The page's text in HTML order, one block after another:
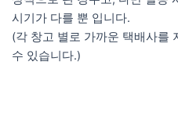
시기가 다를 뿐 입니다.
(각 창고 별로 가까운 택배사를
수 있습니다.)